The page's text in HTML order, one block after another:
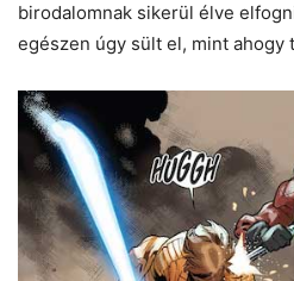
birodalomnak sikerül élve
egészen úgy sült el, mint ahogy